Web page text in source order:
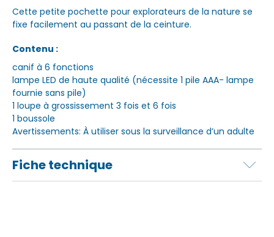
Cette petite pochette pour explorateurs de la nature se
fixe facilement au passant de la ceinture.
Contenu :
canif à 6 fonctions
lampe LED de haute qualité (nécessite 1 pile AAA- lampe
fournie sans pile)
1 loupe à grossissement 3 fois et 6 fois
1 boussole
Avertissements: À utiliser sous la surveillance d’un adulte
Fiche technique